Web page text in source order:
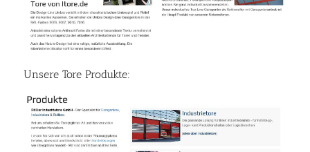
Unsere Tore Produkte: